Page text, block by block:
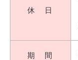
休 日
期 間